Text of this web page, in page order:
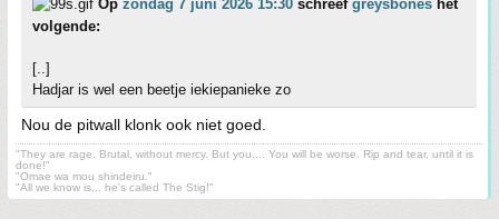
Op zondag 7 juni 2026 15:30 schreef greysbones het
volgende:
[..]
Hadjar is wel een beetje iekiepanieke zo
Nou de pitwall klonk ook niet goed.
"They are rage. Brutal, without mercy. But you.... You will be worse. Rip and tear, until it is
done!"
"Omae wa mou shindeiru."
"All we know is... he's called The Stig!"